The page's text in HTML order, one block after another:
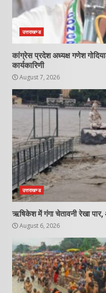
उत्तराखण्ड
कांग्रेस प्रदेश अध्यक्ष गणेश
कार्यकारिणी
August 7, 2026
उत्तराखण्ड
ऋषिकेश में गंगा चेतावनी रेखा
August 6, 2026